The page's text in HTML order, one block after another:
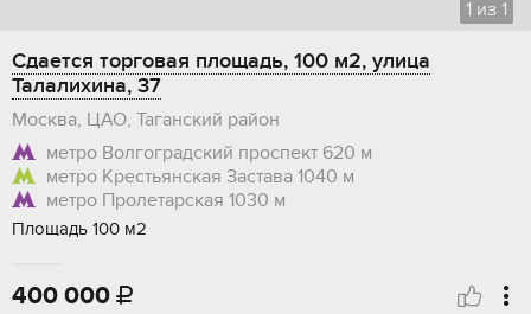
1 из 1
Сдается торговая площадь, 100 м2, улица
Талалихина, 37
Москва, ЦАО, Таганский район
метро Волгоградский проспект 620 м
метро Крестьянская Застава 1040 м
метро Пролетарская 1030 м
Площадь 100 м2
400 000 